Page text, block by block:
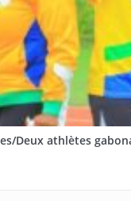
Deux athlètes